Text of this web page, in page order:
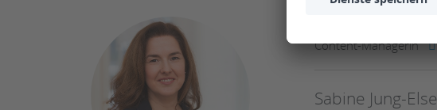
Content-Managerin
Sabine Jung-